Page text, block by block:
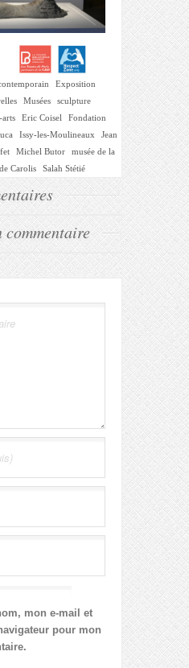
Exposition
Musées
sculpture
arts
Eric Coisel
Fondation
Issy-les-Moulineaux
Jean
Michel Butor
musée de la
Carolis Salah Stétié
commentaire
mon e-mail et
pour mon